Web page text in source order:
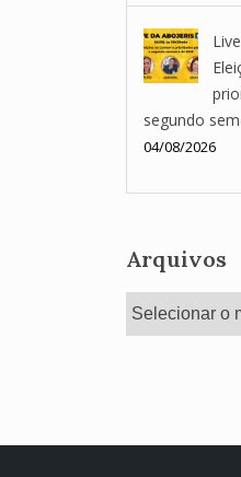
segundo
04/08/2026
Arquivos
Arquivos